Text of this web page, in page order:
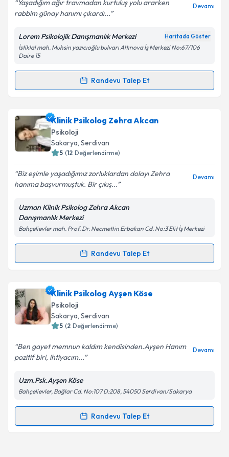
Kişisel verilerimin işlenmesine ilişkinAydınlatma
kapsamda işlenmesini kabul ediyorum.
Yaşadığım ağır travmadan kurtuluş yolu ararken
rabbim günay hanımı çıkardı...
Devamı
Lorem Psikolojik Danışmanlık Merkezi Haritada Göster
İstiklal mah. Muhsin yazıcıoğlu bulvarı Altınova İş Merkezi No:67/106
Daire 15
Randevu Talep Et
Randevu Takvimi Talebi
Klinik Psikolog Günay Erdem Özkan
takvimi talebi oluşturun. Size bu uzmandan randevu
almanız için bir takvim hazırlandığında e-posta ile
bilgilendireceğiz.
E-posta Adresiniz
Kişisel verilerimin işlenmesine ilişkin
Metni'ni okudum ve kişisel verilerimin belirtilen
kapsamda işlenmesini kabul ediyorum.
Klinik Psikolog Zehra Akcan
Psikoloji
Sakarya, Serdivan
5 (12 Değerlendirme)
Biz eşimle yaşadığımız zorluklardan dolayı Zehra
hanıma başvurmuştuk. Bir çıkış...
Devamı
Uzman Klinik Psikolog Zehra Akcan
Danışmanlık Merkezi
Bahçelievler mah. Prof. Dr. Necmettin Erbakan Cd. No:3 Elit İş Merkezi
Randevu Talep Et
Randevu Takvimi Talebi
Klinik Psikolog Zehra Akcan için randevu takvimi
talebi oluşturun. Size bu uzmandan randevu almanız
için bir takvim hazırlandığında e-posta ile
bilgilendireceğiz.
E-posta Adresiniz
Kişisel verilerimin işlenmesine ilişkinAydınlatma
Metni'ni okudum ve kişisel verilerimin belirtilen
kapsamda işlenmesini kabul ediyorum.
Klinik Psikolog Ayşen Köse
Psikoloji
Sakarya, Serdivan
5 (2 Değerlendirme)
Ben gayet memnun kaldım kendisinden.Ayşen Hanım
pozitif biri, ihtiyacım...
Devamı
Uzm.Psk.Ayşen Köse
Bahçelievler, Bağlar Cd. No:107 D:208, 54050 Serdivan/Sakarya
Randevu Talep Et
Randevu Takvimi Talebi